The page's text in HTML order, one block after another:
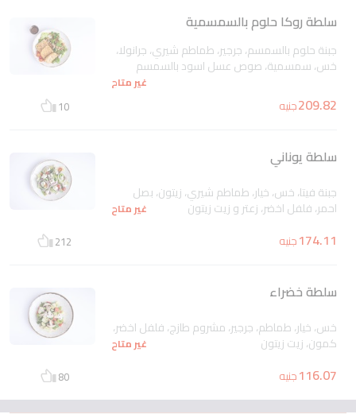
سلطة روكا حلوم بالسمسمية
جبنة حلوم بالسمسم، جرجير، طماطم شيري، جرانولا،
خس، سمسمية، صوص عسل اسود بالسمسم
غير متاح
209.82جنيه 10
سلطة يوناني
جبنة فيتا، خس، خيار، طماطم شيري، زيتون، بصل
احمر، فلفل اخضر، زعتر و زيت زيتون غير متاح
174.11جنيه 212
سلطة خضراء
خس، خيار، طماطم، جرجير، مشروم طازج، فلفل اخضر،
كمون، زيت زيتون غير متاح
116.07جنيه 80